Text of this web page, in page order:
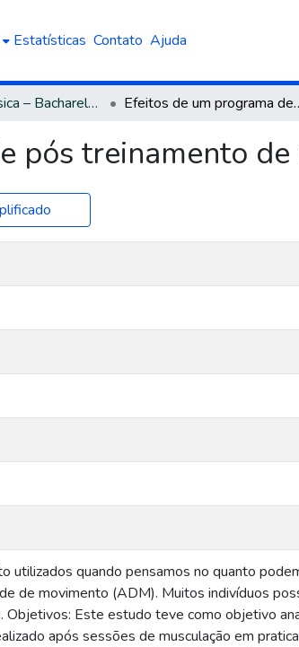
Estatísticas Contato Ajuda
Educação Física – Bacharelado Efeitos de um programa
pós treinamento de
utilizados quando pensamos no quanto
de movimento (ADM). Muitos indivíduos
Objetivos: Este estudo teve como objetivo
após sessões de musculação em